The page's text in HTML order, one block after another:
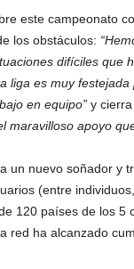
este campeonato
los obstáculos: “
difíciles que
liga es muy festejada
en equipo”y cierra
maravilloso apoyo
un nuevo soñador y
(entre
120 países de los 5
ha alcanzado